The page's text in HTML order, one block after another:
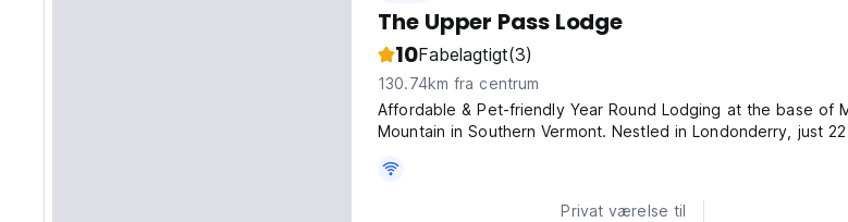
The Upper Pass Lodge
10Fabelagtigt(3)
130.74km fra centrum
Affordable & Pet-friendly Year Round Lodging at the base of
Mountain in Southern Vermont. Nestled in Londonderry, just
seasonal outdoor pool, complimentary private parking,...
Privat værelse til